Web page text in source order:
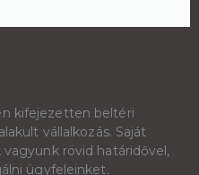
kifejezetten beltéri
vállalkozás. Saját
rövid határidővel,
ügyfeleinket.